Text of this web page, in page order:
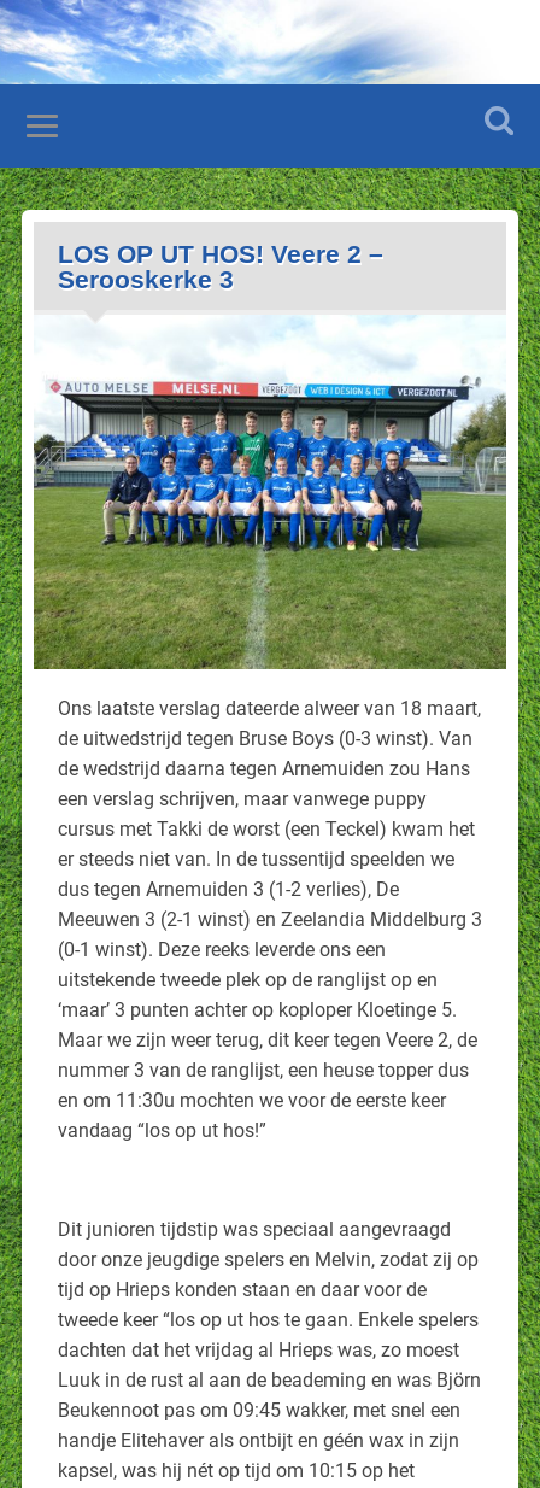
LOS OP UT HOS! Veere 2 –
Serooskerke 3
Ons laatste verslag dateerde alweer van 18 maart,
de uitwedstrijd tegen Bruse Boys (0-3 winst). Van
de wedstrijd daarna tegen Arnemuiden zou Hans
een verslag schrijven, maar vanwege puppy
cursus met Takki de worst (een Teckel) kwam het
er steeds niet van. In de tussentijd speelden we
dus tegen Arnemuiden 3 (1-2 verlies), De
Meeuwen 3 (2-1 winst) en Zeelandia Middelburg 3
(0-1 winst). Deze reeks leverde ons een
uitstekende tweede plek op de ranglijst op en
‘maar’ 3 punten achter op koploper Kloetinge 5.
Maar we zijn weer terug, dit keer tegen Veere 2, de
nummer 3 van de ranglijst, een heuse topper dus
en om 11:30u mochten we voor de eerste keer
vandaag “los op ut hos!”
Dit junioren tijdstip was speciaal aangevraagd
door onze jeugdige spelers en Melvin, zodat zij op
tijd op Hrieps konden staan en daar voor de
tweede keer “los op ut hos te gaan. Enkele spelers
dachten dat het vrijdag al Hrieps was, zo moest
Luuk in de rust al aan de beademing en was Björn
Beukennoot pas om 09:45 wakker, met snel een
handje Elitehaver als ontbijt en géén wax in zijn
kapsel, was hij nét op tijd om 10:15 op het